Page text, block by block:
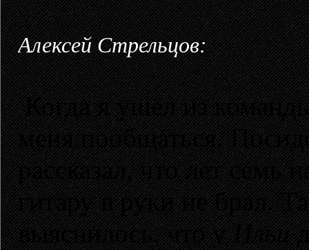
Алексей Стрельцов:
Когда я ушёл из
меня пообщаться.
рассказал, что лет семь
гитару в руки не брал.
выяснилось, что уИльи